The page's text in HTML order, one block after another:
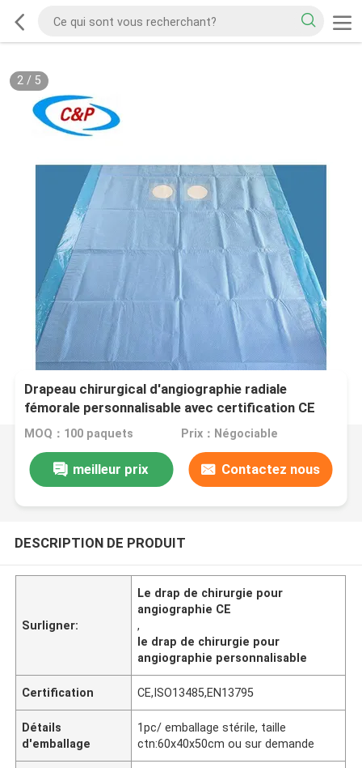
2/ 5
Drapeau chirurgical d'angiographie radiale
fémorale personnalisable avec certification CE
MOQ：100 paquets Prix：Négociable
meilleur prix Contactez nous
DESCRIPTION DE PRODUIT
Surligner:
Le drap de chirurgie pour
angiographie CE
,
le drap de chirurgie pour
angiographie personnalisable
Certification CE,ISO13485,EN13795
Détails
d'emballage
1pc/ emballage stérile, taille
ctn:60x40x50cm ou sur demande